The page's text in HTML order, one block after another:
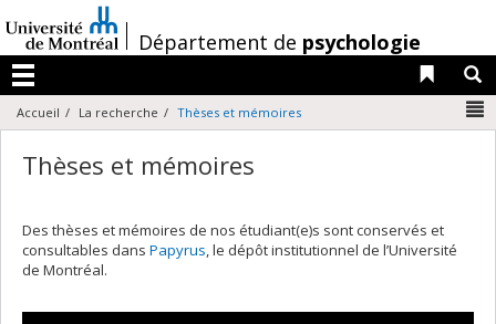
au
contenu
/Département de psychologie
Menu
Liens
Accueil La recherche Thèses et mémoires
Thèses et mémoires
Des thèses et mémoires de nos étudiant(e)s sont conservés et
consultables dans Papyrus, le dépôt institutionnel de l’Université
de Montréal.